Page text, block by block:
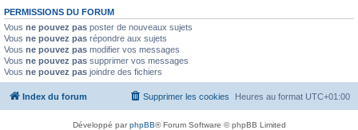
PERMISSIONS DU FORUM
Vous ne pouvez pas poster de nouveaux sujets
Vous ne pouvez pas répondre aux sujets
Vous ne pouvez pas modifier vos messages
Vous ne pouvez pas supprimer vos messages
Vous ne pouvez pas joindre des fichiers
Index du forum Heures au format UTC+01:00
Supprimer les cookies
Développé parphpBB® Forum Software © phpBB Limited